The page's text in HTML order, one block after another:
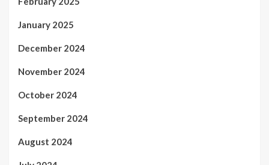
January 2025
December 2024
November 2024
October 2024
September 2024
August 2024